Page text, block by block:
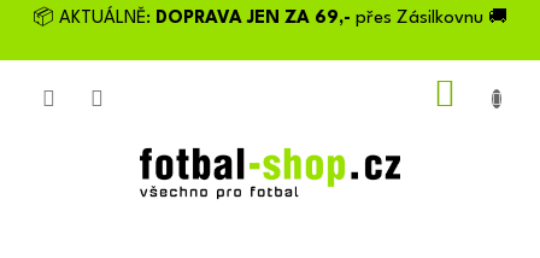
Přejít📦 AKTUÁLNĚ: DOPRAVA JEN ZA 69,- přes Zásilkovnu 🚚